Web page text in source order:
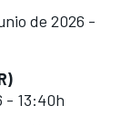
de 2026 -
- 13:40h